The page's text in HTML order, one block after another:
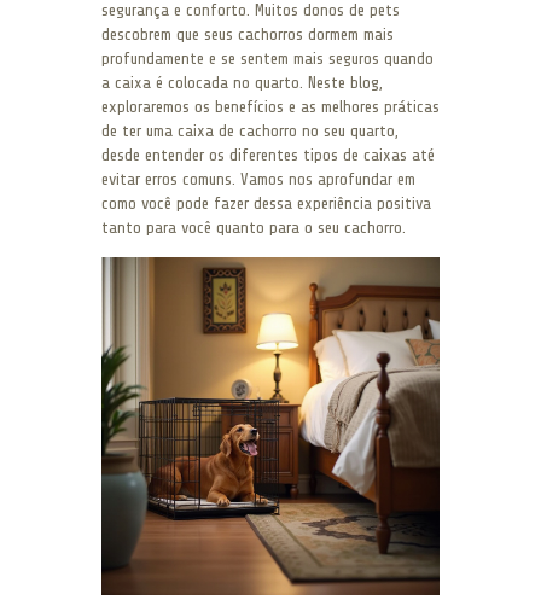
segurança e conforto. Muitos donos de pets
descobrem que seus cachorros dormem mais
profundamente e se sentem mais seguros quando
a caixa é colocada no quarto. Neste blog,
exploraremos os benefícios e as melhores práticas
de ter uma caixa de cachorro no seu quarto,
desde entender os diferentes tipos de caixas até
evitar erros comuns. Vamos nos aprofundar em
como você pode fazer dessa experiência positiva
tanto para você quanto para o seu cachorro.